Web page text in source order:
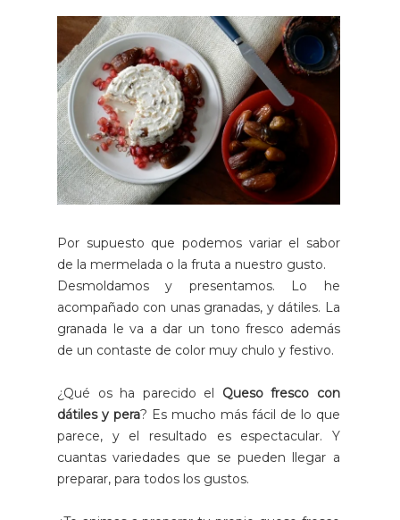
Por supuesto que podemos variar el sabor
de la mermelada o la fruta a nuestro gusto.
Desmoldamos y presentamos. Lo he
acompañado con unas granadas, y dátiles. La
granada le va a dar un tono fresco además
de un contaste de color muy chulo y festivo.
¿Qué os ha parecido el Queso fresco con
dátiles y pera? Es mucho más fácil de lo que
parece, y el resultado es espectacular. Y
cuantas variedades que se pueden llegar a
preparar, para todos los gustos.